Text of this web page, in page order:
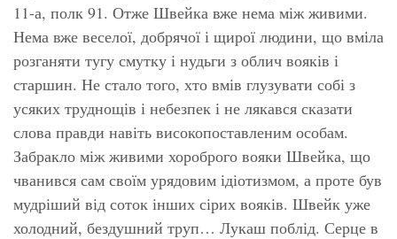
11-а, полк 91. Отже Швейка вже нема між живими.
Нема вже веселої, добрячої і щирої людини, що вміла
розганяти тугу смутку і нудьги з облич вояків і
старшин. Не стало того, хто вмів глузувати собі з
усяких труднощів і небезпек і не лякався сказати
слова правди навіть високопоставленим особам.
Забракло між живими хороброго вояки Швейка, що
чванився сам своїм урядовим ідіотизмом, а проте був
мудріший від соток інших сірих вояків. Швейк уже
холодний, бездушний труп… Лукаш поблід. Серце в